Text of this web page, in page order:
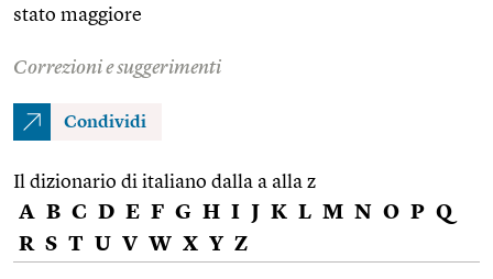
stato maggiore
Correzioni e suggerimenti
Condividi
Il dizionario di italiano dalla a alla z
A B C D E F G H I J K L M N O P Q
R S T U V W X Y Z